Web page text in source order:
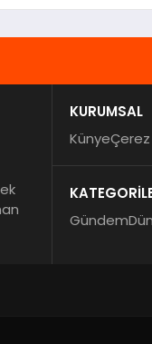
KURUMSAL
KünyeÇerez
Gündem